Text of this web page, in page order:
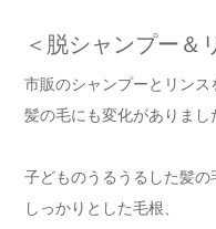
＜脱シャンプー＆
市販のシャンプーとリンス
髪の毛にも変化がありまし
子どものうるうるした髪の
しっかりとした毛根、